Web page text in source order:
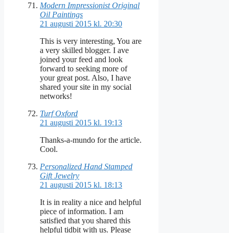
Modern Impressionist Original
Oil Paintings
21 augusti 2015 kl. 20:30
This is very interesting, You are
a very skilled blogger. I ave
joined your feed and look
forward to seeking more of
your great post. Also, I have
shared your site in my social
networks!
Turf Oxford
21 augusti 2015 kl. 19:13
Thanks-a-mundo for the article.
Cool.
Personalized Hand Stamped
Gift Jewelry
21 augusti 2015 kl. 18:13
It is in reality a nice and helpful
piece of information. I am
satisfied that you shared this
helpful tidbit with us. Please